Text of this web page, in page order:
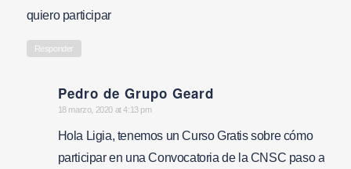
quiero participar
Responder
Pedro de Grupo Geard
says:
18 marzo, 2020 at 4:13 pm
Hola Ligia, tenemos un Curso Gratis sobre cómo
participar en una Convocatoria de la CNSC paso a